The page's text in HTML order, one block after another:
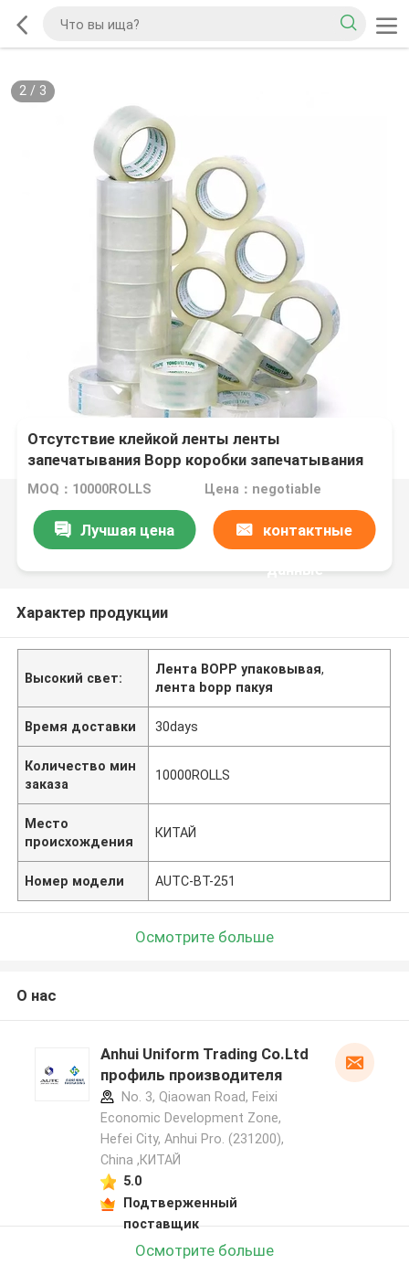
2/ 3
Отсутствие клейкой ленты ленты
запечатывания Bopp коробки запечатывания
коробки пузыря прозрачной ясной с логотипом
MOQ：10000ROLLS Цена：negotiable
Лучшая цена контактные
данные
Характер продукции
Высокий свет:
Лента BOPP упаковывая,
лента bopp пакуя
Время доставки 30days
Количество мин
заказа
10000ROLLS
Место
происхождения
КИТАЙ
Номер модели AUTC-BT-251
Осмотрите больше
О нас
Anhui Uniform Trading Co.Ltd
профиль производителя
No. 3, Qiaowan Road, Feixi
Economic Development Zone,
Hefei City, Anhui Pro. (231200),
China ,КИТАЙ
5.0
Подтверженный
поставщик
Осмотрите больше